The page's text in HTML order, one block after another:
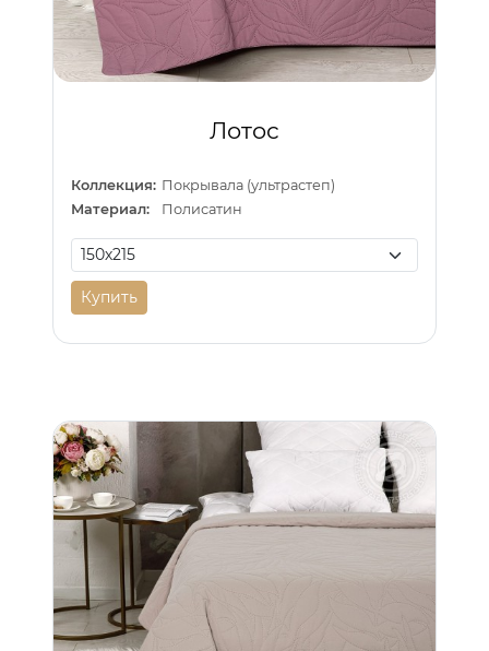
Лотос
Коллекция: Покрывала (ультрастеп)
Материал:
Полисатин
Купить